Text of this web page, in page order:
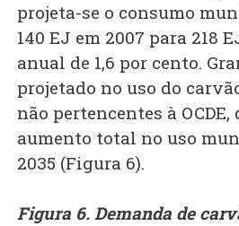
projeta-se o consumo
140 EJ em 2007 para 218
anual de 1,6 por cento.
projetado no uso do
não pertencentes à
aumento total no uso
2035 (Figura 6).
Figura 6. Demanda de